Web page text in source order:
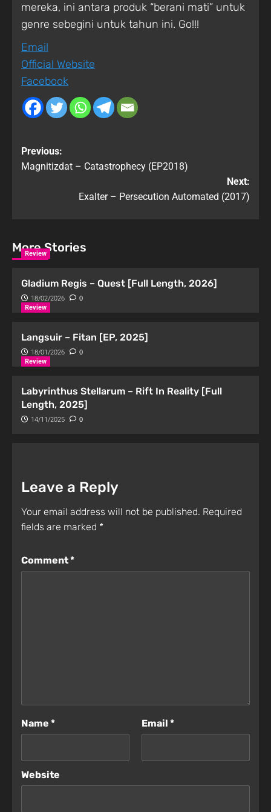
mereka, ini antara produk “berani mati” untuk
genre sebegini untuk tahun ini. Go!!!
Email
Official Website
Facebook
Previous:
Magnitizdat – Catastrophecy (EP2018)
Next:
Exalter – Persecution Automated (2017)
More Stories
Review
Gladium Regis – Quest [Full Length, 2026]
18/02/2026 0
Review
Langsuir – Fitan [EP, 2025]
18/01/2026 0
Review
Labyrinthus Stellarum – Rift In Reality [Full
Length, 2025]
14/11/2025 0
Leave a Reply
Your email address will not be published. Required
fields are marked *
Comment*
Name * Email *
Website